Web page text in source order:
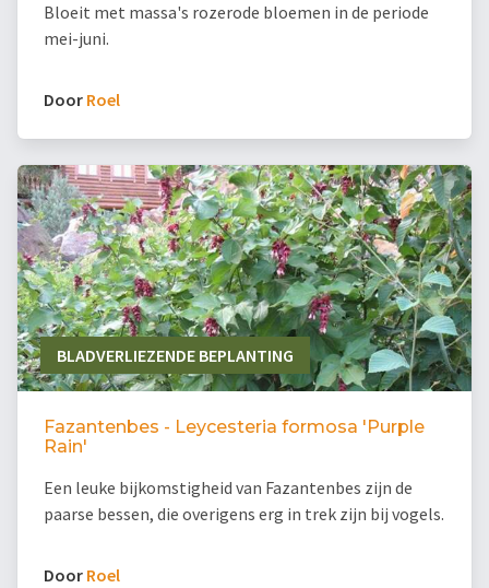
Bloeit met massa's rozerode bloemen in de periode
mei-juni.
Door Roel
BLADVERLIEZENDE BEPLANTING
Fazantenbes - Leycesteria formosa 'Purple
Rain'
Een leuke bijkomstigheid van Fazantenbes zijn de
paarse bessen, die overigens erg in trek zijn bij vogels.
Door Roel